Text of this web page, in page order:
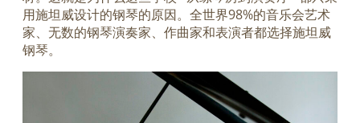
用施坦威设计的钢琴的原因。全世界98%的音乐会艺术
家、无数的钢琴演奏家、作曲家和表演者都选择施坦威
钢琴。